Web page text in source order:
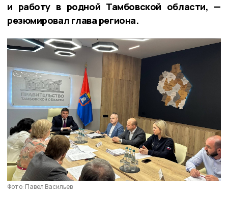
и работу в родной Тамбовской области, —
резюмировал глава региона.
Фото: Павел Васильев